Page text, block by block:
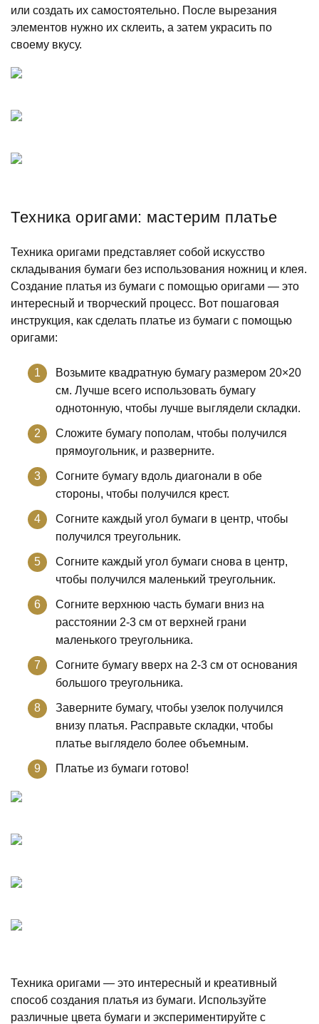
или создать их самостоятельно. После вырезания
элементов нужно их склеить, а затем украсить по
своему вкусу.
Техника оригами: мастерим платье
Техника оригами представляет собой искусство
складывания бумаги без использования ножниц и клея.
Создание платья из бумаги с помощью оригами — это
интересный и творческий процесс. Вот пошаговая
инструкция, как сделать платье из бумаги с помощью
оригами:
Возьмите квадратную бумагу размером 20×20
см. Лучше всего использовать бумагу
однотонную, чтобы лучше выглядели складки.
Сложите бумагу пополам, чтобы получился
прямоугольник, и разверните.
Согните бумагу вдоль диагонали в обе
стороны, чтобы получился крест.
Согните каждый угол бумаги в центр, чтобы
получился треугольник.
Согните каждый угол бумаги снова в центр,
чтобы получился маленький треугольник.
Согните верхнюю часть бумаги вниз на
расстоянии 2-3 см от верхней грани
маленького треугольника.
Согните бумагу вверх на 2-3 см от основания
большого треугольника.
Заверните бумагу, чтобы узелок получился
внизу платья. Расправьте складки, чтобы
платье выглядело более объемным.
Платье из бумаги готово!
Техника оригами — это интересный и креативный
способ создания платья из бумаги. Используйте
различные цвета бумаги и экспериментируйте с